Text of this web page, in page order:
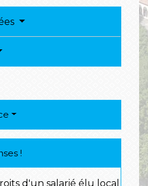
!
d'un salarié élu local